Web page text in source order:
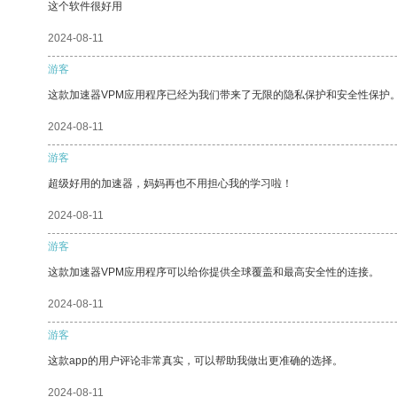
这个软件很好用
2024-08-11
游客
这款加速器VPM应用程序已经为我们带来了无限的隐私保护和安全性保护
2024-08-11
游客
超级好用的加速器，妈妈再也不用担心我的学习啦！
2024-08-11
游客
这款加速器VPM应用程序可以给你提供全球覆盖和最高安全性的连接。
2024-08-11
游客
这款app的用户评论非常真实，可以帮助我做出更准确的选择。
2024-08-11